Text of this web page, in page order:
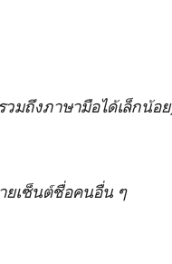
มถึงภาษามือได้เล็กน้อ
ยเซ็นต์ชื่อคนอื่น ๆ